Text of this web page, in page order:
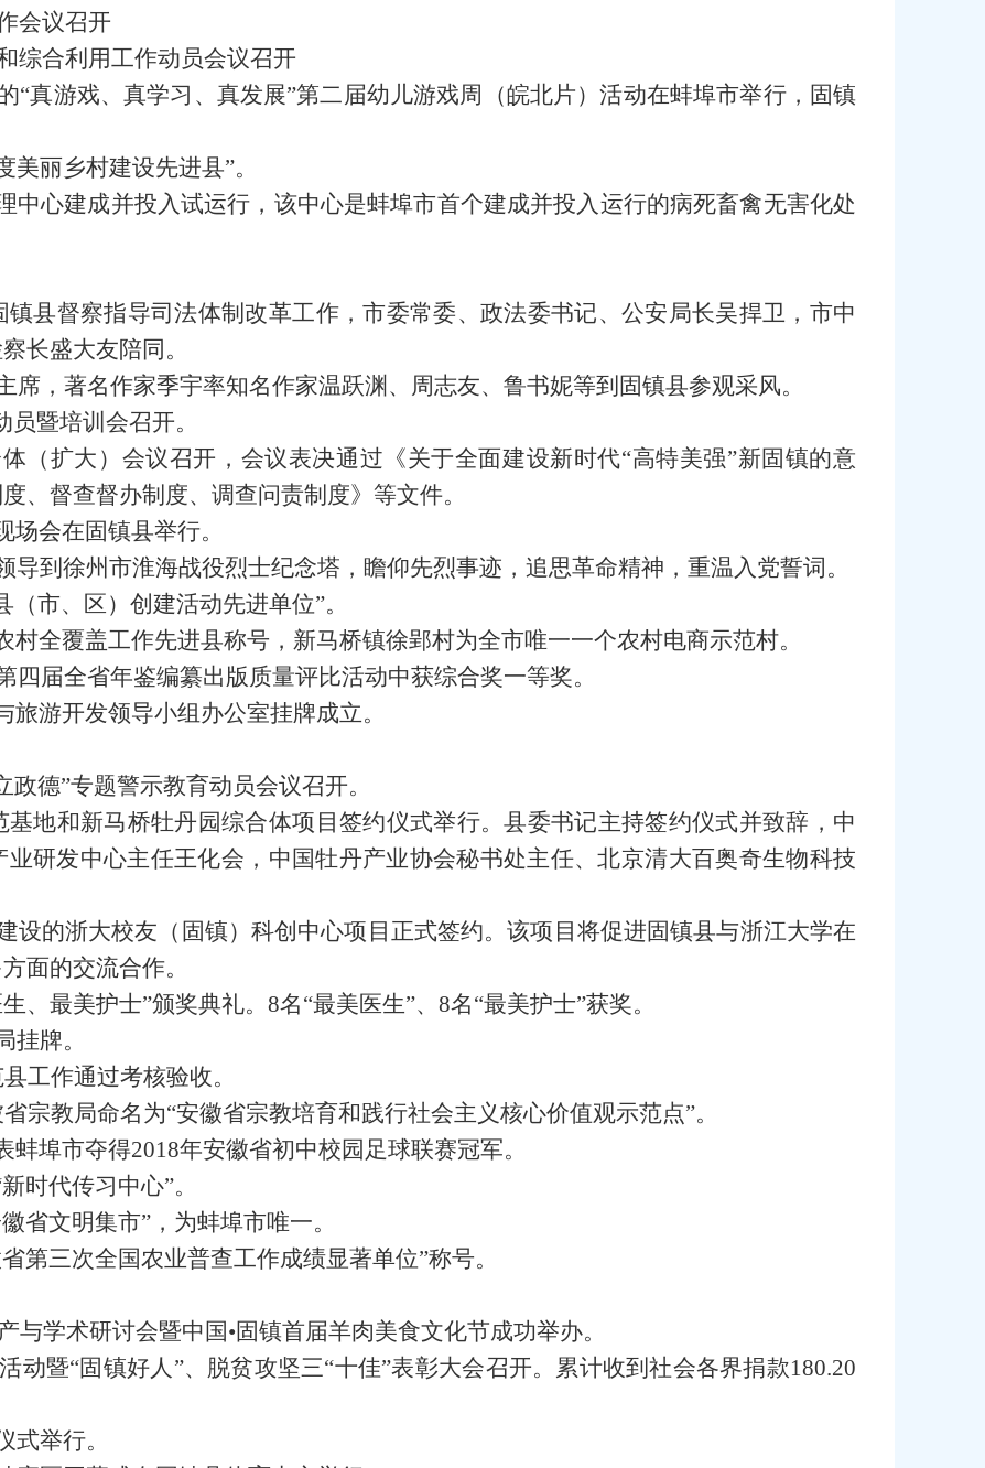
会议召开
综合利用工作动员会议召开
“真游戏、真学习、真发展”第二届幼儿游戏周（皖北片）活动在蚌埠市举行，固镇
丽乡村建设先进县”。
中心建成并投入试运行，该中心是蚌埠市首个建成并投入运行的病死畜禽无害化处
县督察指导司法体制改革工作，市委常委、政法委书记、公安局长吴捍卫，市中
长盛大友陪同。
席，著名作家季宇率知名作家温跃渊、周志友、鲁书妮等到固镇县参观采风。
暨培训会召开。
（扩大）会议召开，会议表决通过《关于全面建设新时代“高特美强”新固镇的意
、督查督办制度、调查问责制度》等文件。
会在固镇县举行。
到徐州市淮海战役烈士纪念塔，瞻仰先烈事迹，追思革命精神，重温入党誓词。
市、区）创建活动先进单位”。
全覆盖工作先进县称号，新马桥镇徐郢村为全市唯一一个农村电商示范村。
四届全省年鉴编纂出版质量评比活动中获综合奖一等奖。
游开发领导小组办公室挂牌成立。
德”专题警示教育动员会议召开。
地和新马桥牡丹园综合体项目签约仪式举行。县委书记主持签约仪式并致辞，中
研发中心主任王化会，中国牡丹产业协会秘书处主任、北京清大百奥奇生物科技
设的浙大校友（固镇）科创中心项目正式签约。该项目将促进固镇县与浙江大学在
面的交流合作。
、最美护士”颁奖典礼。8名“最美医生”、8名“最美护士”获奖。
牌。
工作通过考核验收。
宗教局命名为“安徽省宗教培育和践行社会主义核心价值观示范点”。
埠市夺得2018年安徽省初中校园足球联赛冠军。
时代传习中心”。
省文明集市”，为蚌埠市唯一。
第三次全国农业普查工作成绩显著单位”称号。
与学术研讨会暨中国•固镇首届羊肉美食文化节成功举办。
动暨“固镇好人”、脱贫攻坚三“十佳”表彰大会召开。累计收到社会各界捐款180.20
举行。